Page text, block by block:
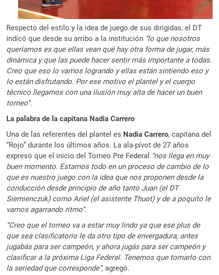
Respecto del estilo y la idea de juego de sus dirigidas, el DT
indicó que desde su arribo a la institución “lo que nosotros
queríamos es que ellas vean qué hay otra forma de jugar, más
dinámica y que las puede hacer sentir más importante a todas.
Creo que eso lo vamos logrando y ellas están sintiendo eso y
lo están disfrutando. Por ese motivo el plantel y el cuerpo
técnico llegamos con una ilusión muy alta de hacer un buen
torneo”.
La palabra de la capitana Nadia Carrero
Una de las referentes del plantel es Nadia Carrero, capitana del
“Rojo” durante los últimos años. La ala-pívot de 27 años
expresó que el inicio del Torneo Pre Federal
“nos llega en muy
buen momento. Estamos todo en un proceso de cambio de lo
que es nuestro juego con la idea que nos proponen desde la
conducción desde principio de año tanto Juan (el DT
Siemienczuk) como Ariel (el asistente Thuot) y de a poquito le
vamos agarrando ritmo”.
“Creo que el torneo va a estar muy lindo ya que ese plus de
que sea clasificatorio le da otro tipo de envergadura; antes
jugabás para ser campeón, y ahora jugás para ser campeón y
clasificar a la próxima Liga Federal. Tenemos que tomarlo con
la seriedad que corresponde”, agregó.